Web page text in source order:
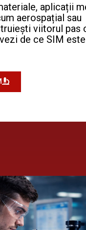
aplicații
aerospațial sau
viitorul pas
de ce SIM